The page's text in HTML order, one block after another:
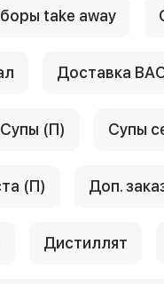
take away
Доставка
Супы (П) Супы
(П) Доп.
Дистиллят